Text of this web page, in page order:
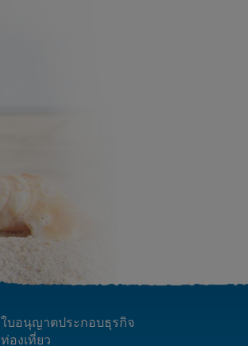
ใบอนุญาตประกอบธุรกิจ
ท่องเที่ยว